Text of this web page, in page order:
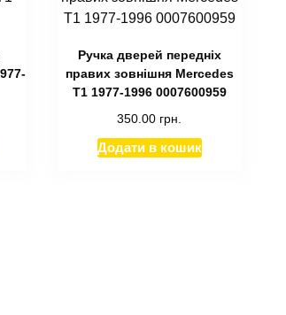
Ручка дверей передніх
правих зовнішня Mercedes
T1 1977-1996 0007600959
350.00 грн.
Додати в кошик